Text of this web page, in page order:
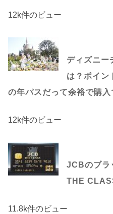
12k件のビュー
ディズニー
は？ポイン
の年パスだって余裕で購入
12k件のビュー
JCBのブラ
THE
11.8k件のビュー